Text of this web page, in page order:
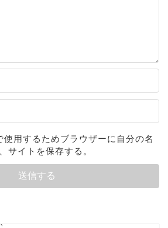
使用するためブラウザーに自分の名
サイトを保存する。